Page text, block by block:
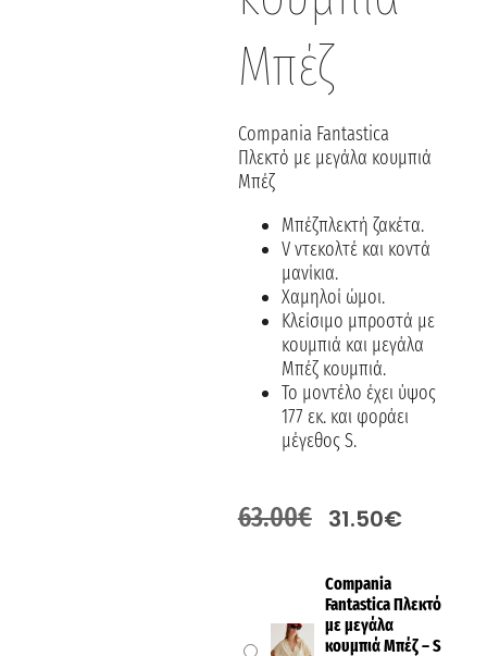
Μπέζ
Compania Fantastica
Πλεκτό με μεγάλα κουμπιά
Μπέζ
Μπέζπλεκτή ζακέτα.
V ντεκολτέ και κοντά
μανίκια.
Χαμηλοί ώμοι.
Κλείσιμο μπροστά με
κουμπιά και μεγάλα
Μπέζ κουμπιά.
Το μοντέλο έχει ύψος
177 εκ. και φοράει
μέγεθος S.
63.00€ 31.50€
Compania
Fantastica Πλεκτό
με μεγάλα
κουμπιά Μπέζ – S